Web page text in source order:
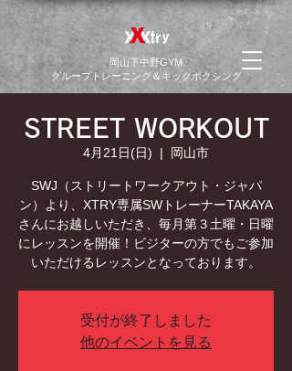
​岡山下中野GYM
グループトレーニング＆キックボクシング
STREET WORKOUT
4月21日(日)
  |
岡山市
SWJ（ストリートワークアウト・ジャパ
ン）より、XTRY専属SWトレーナーTAKAYA
さんにお越しいただき、毎月第３土曜・日曜
にレッスンを開催！ビジターの方でもご参加
いただけるレッスンとなっております。
受付が終了しました
他のイベントを見る